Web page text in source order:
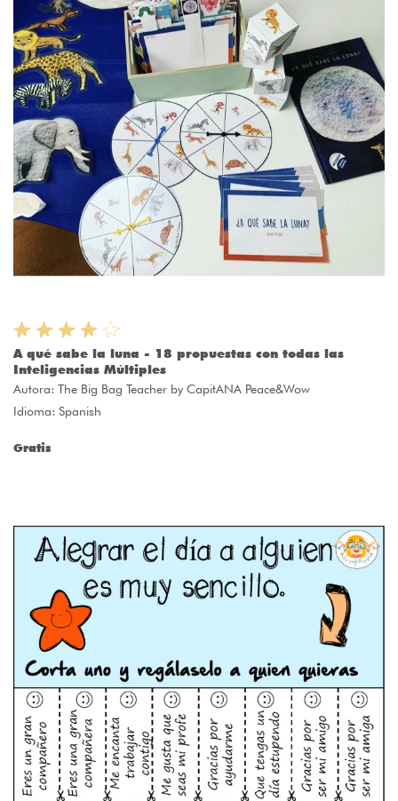
A qué sabe la luna - 18 propuestas con todas las
Inteligencias Múltiples
Autora: The Big Bag Teacher by CapitANA Peace&Wow
Idioma: Spanish
Gratis